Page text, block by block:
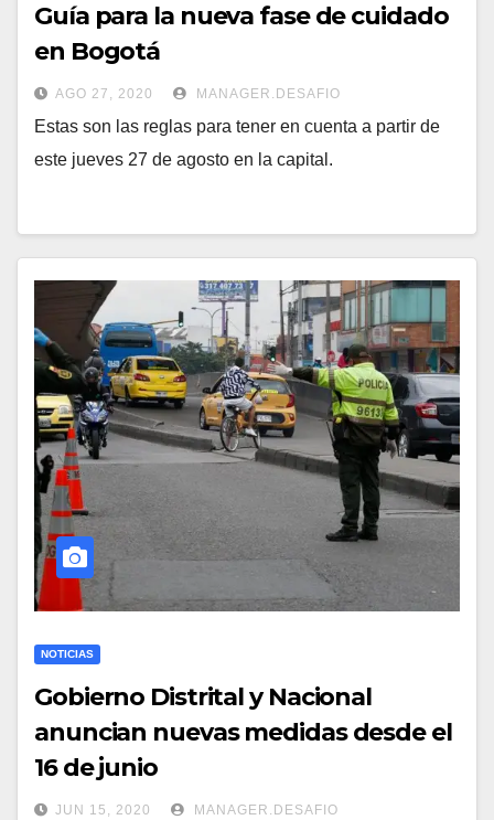
Guía para la nueva fase de cuidado
en Bogotá
AGO 27, 2020 MANAGER.DESAFIO
Estas son las reglas para tener en cuenta a partir de
este jueves 27 de agosto en la capital.
NOTICIAS
Gobierno Distrital y Nacional
anuncian nuevas medidas desde el
16 de junio
JUN 15, 2020 MANAGER.DESAFIO